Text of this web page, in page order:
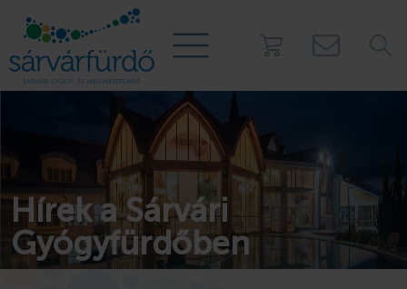
PROGRAMOK
Táborok
Kalóztábor
Gézengúz tábor
Kamasz tábor
Hírek a Sárvári
Gyógyfürdőben